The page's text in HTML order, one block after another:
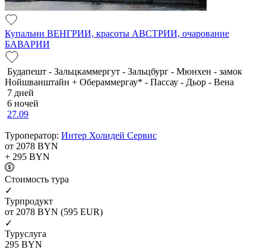
Купальни ВЕНГРИИ, красоты АВСТРИИ, очарование
БАВАРИИ
Будапешт - Зальцкаммергут - Зальцбург - Мюнхен - замок
Нойшванштайн + Обераммергау* - Пассау - Дьор - Вена
7 дней
6 ночей
27.09
Туроператор: Интер Холидей Сервис
от 2078 BYN
+ 295 BYN
Cтоимость тура
✓
Турпродукт
от 2078 BYN (595 EUR)
✓
Туруслуга
295 BYN